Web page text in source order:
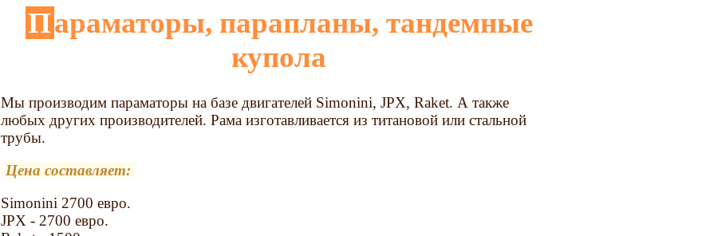
Параматоры, парапланы, тандемные
купола
Мы производим параматоры на базе двигателей Simonini, JPX, Raket. А также
любых других производителей. Рама изготавливается из титановой или стальной
трубы.
Цена составляет:
Simonini 2700 евро.
JPX - 2700 евро.